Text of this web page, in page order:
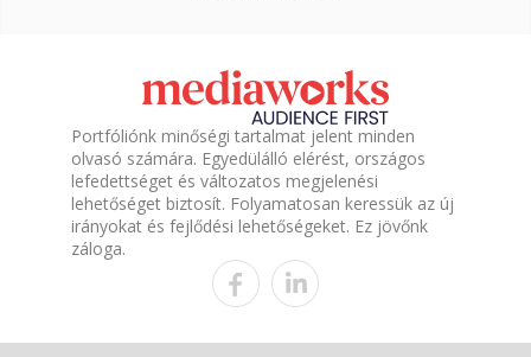
Portfóliónk minőségi tartalmat jelent minden
olvasó számára. Egyedülálló elérést, országos
lefedettséget és változatos megjelenési
lehetőséget biztosít. Folyamatosan keressük az új
irányokat és fejlődési lehetőségeket. Ez jövőnk
záloga.